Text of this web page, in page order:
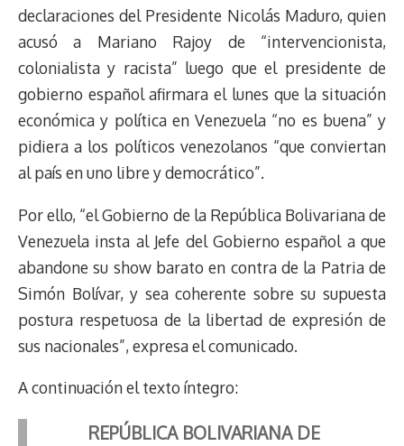
declaraciones del Presidente Nicolás Maduro, quien
acusó a Mariano Rajoy de “intervencionista,
colonialista y racista” luego que el presidente de
gobierno español afirmara el lunes que la situación
económica y política en Venezuela “no es buena” y
pidiera a los políticos venezolanos “que conviertan
al país en uno libre y democrático”.
Por ello, “el Gobierno de la República Bolivariana de
Venezuela insta al Jefe del Gobierno español a que
abandone su show barato en contra de la Patria de
Simón Bolívar, y sea coherente sobre su supuesta
postura respetuosa de la libertad de expresión de
sus nacionales”, expresa el comunicado.
A continuación el texto íntegro:
REPÚBLICA BOLIVARIANA DE